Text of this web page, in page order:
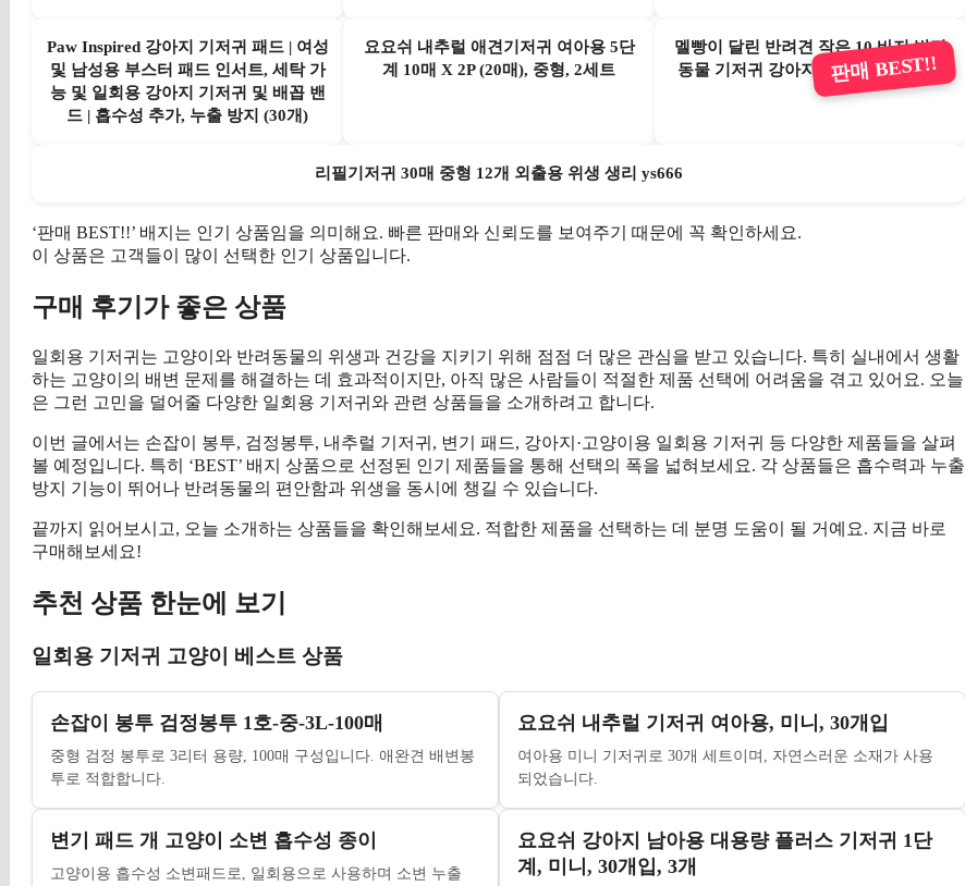
Paw Inspired 강아지 기저귀 패드 | 여성
및 남성용 부스터 패드 인서트, 세탁 가
능 및 일회용 강아지 기저귀 및 배꼽 밴
드 | 흡수성 추가, 누출 방지 (30개)
요요쉬 내추럴 애견기저귀 여아용 5단
계 10매 X 2P (20매), 중형, 2세트
멜빵이 달린 반려견 작은 10 바지 반려
동물 기저귀 강아지 패드 일회용 위생
판매 BEST!!
리필기저귀 30매 중형 12개 외출용 위생 생리 ys666
‘판매 BEST!!’ 배지는 인기 상품임을 의미해요. 빠른 판매와 신뢰도를 보여주기 때문에 꼭 확인하세요.
이 상품은 고객들이 많이 선택한 인기 상품입니다.
구매 후기가 좋은 상품
일회용 기저귀는 고양이와 반려동물의 위생과 건강을 지키기 위해 점점 더 많은 관심을 받고 있습니다. 특히 실내에서 생활
하는 고양이의 배변 문제를 해결하는 데 효과적이지만, 아직 많은 사람들이 적절한 제품 선택에 어려움을 겪고 있어요. 오늘
은 그런 고민을 덜어줄 다양한 일회용 기저귀와 관련 상품들을 소개하려고 합니다.
이번 글에서는 손잡이 봉투, 검정봉투, 내추럴 기저귀, 변기 패드, 강아지·고양이용 일회용 기저귀 등 다양한 제품들을 살펴
볼 예정입니다. 특히 ‘BEST’ 배지 상품으로 선정된 인기 제품들을 통해 선택의 폭을 넓혀보세요. 각 상품들은 흡수력과 누출
방지 기능이 뛰어나 반려동물의 편안함과 위생을 동시에 챙길 수 있습니다.
끝까지 읽어보시고, 오늘 소개하는 상품들을 확인해보세요. 적합한 제품을 선택하는 데 분명 도움이 될 거예요. 지금 바로
구매해보세요!
추천 상품 한눈에 보기
일회용 기저귀 고양이 베스트 상품
손잡이 봉투 검정봉투 1호-중-3L-100매
중형 검정 봉투로 3리터 용량, 100매 구성입니다. 애완견 배변봉
투로 적합합니다.
요요쉬 내추럴 기저귀 여아용, 미니, 30개입
여아용 미니 기저귀로 30개 세트이며, 자연스러운 소재가 사용
되었습니다.
변기 패드 개 고양이 소변 흡수성 종이
고양이용 흡수성 소변패드로, 일회용으로 사용하며 소변 누출
요요쉬 강아지 남아용 대용량 플러스 기저귀 1단
계, 미니, 30개입, 3개